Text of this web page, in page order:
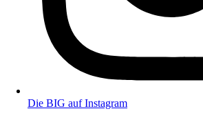
Die BIG auf Instagram